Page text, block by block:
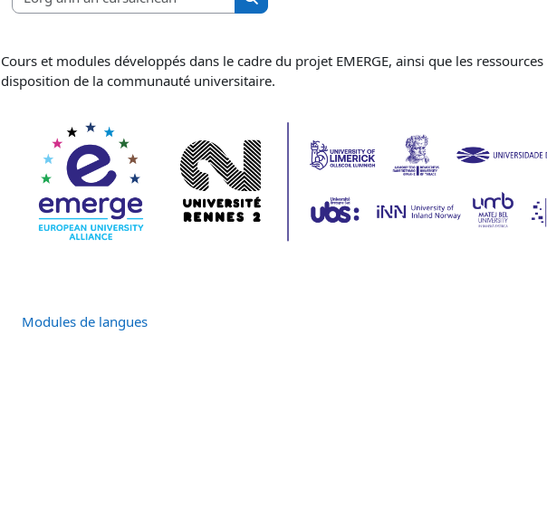
Lorg ann an cùrsaichean
Cours et modules développés dans le cadre du projet EMERGE, ainsi que les
disposition de la communauté universitaire.
Modules de langues